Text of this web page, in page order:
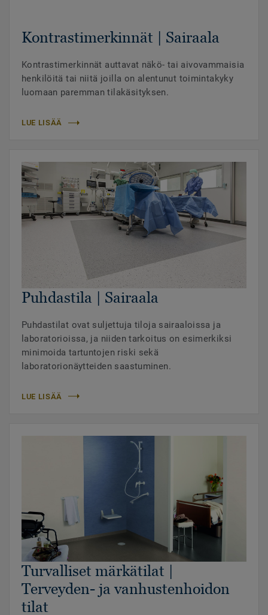
Kontrastimerkinnät | Sairaala
Kontrastimerkinnät auttavat näkö- tai aivovammaisia
henkilöitä tai niitä joilla on alentunut toimintakyky
luomaan paremman tilakäsityksen.
LUE LISÄÄ
Puhdastila | Sairaala
Puhdastilat ovat suljettuja tiloja sairaaloissa ja
laboratorioissa, ja niiden tarkoitus on esimerkiksi
minimoida tartuntojen riski sekä
laboratorionäytteiden saastuminen.
LUE LISÄÄ
Turvalliset märkätilat |
Terveyden- ja vanhustenhoidon
tilat